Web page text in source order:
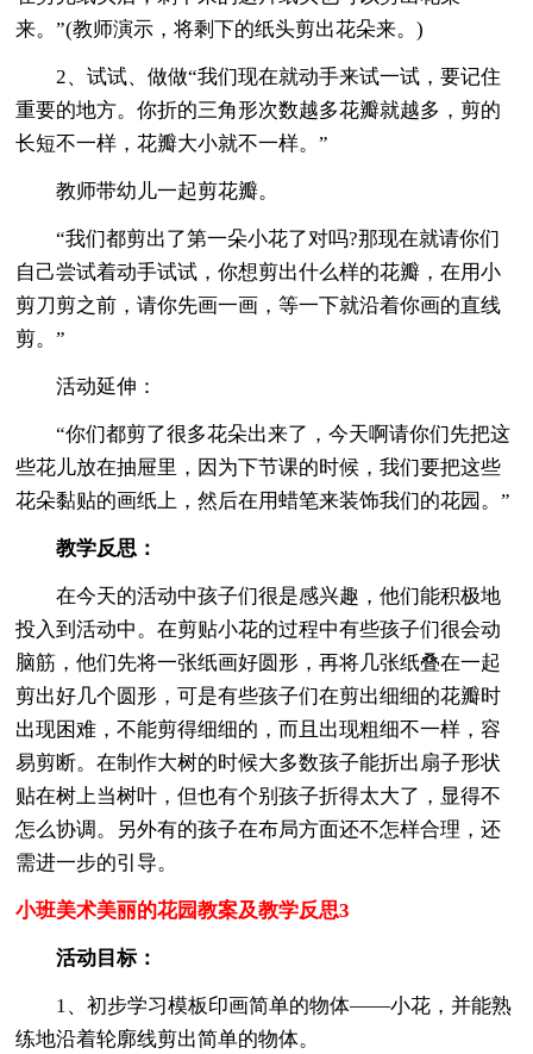
来。”(教师演示，将剩下的纸头剪出花朵来。)
2、试试、做做“我们现在就动手来试一试，要记住
重要的地方。你折的三角形次数越多花瓣就越多，剪的
长短不一样，花瓣大小就不一样。”
教师带幼儿一起剪花瓣。
“我们都剪出了第一朵小花了对吗?那现在就请你们
自己尝试着动手试试，你想剪出什么样的花瓣，在用小
剪刀剪之前，请你先画一画，等一下就沿着你画的直线
剪。”
活动延伸：
“你们都剪了很多花朵出来了，今天啊请你们先把这
些花儿放在抽屉里，因为下节课的时候，我们要把这些
花朵黏贴的画纸上，然后在用蜡笔来装饰我们的花园。”
教学反思：
在今天的活动中孩子们很是感兴趣，他们能积极地
投入到活动中。在剪贴小花的过程中有些孩子们很会动
脑筋，他们先将一张纸画好圆形，再将几张纸叠在一起
剪出好几个圆形，可是有些孩子们在剪出细细的花瓣时
出现困难，不能剪得细细的，而且出现粗细不一样，容
易剪断。在制作大树的时候大多数孩子能折出扇子形状
贴在树上当树叶，但也有个别孩子折得太大了，显得不
怎么协调。另外有的孩子在布局方面还不怎样合理，还
需进一步的引导。
小班美术美丽的花园教案及教学反思3
活动目标：
1、初步学习模板印画简单的物体——小花，并能熟
练地沿着轮廓线剪出简单的物体。